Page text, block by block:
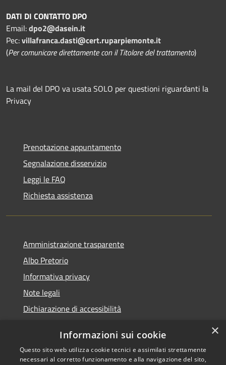
DATI DI CONTATTO DPO
Email:dpo2@dasein.it
Pec:villafranca.dasti@cert.ruparpiemonte.it
(Per comunicare direttamente con il Titolare del trattamento)
La mail del DPO va usata SOLO per questioni riguardanti la
Privacy
Prenotazione appuntamento
Segnalazione disservizio
Leggi le FAQ
Richiesta assistenza
Amministrazione trasparente
Albo Pretorio
Informativa privacy
Note legali
Dichiarazione di accessibilità
RSS Comune convenzionato
×
Informazioni sui cookie
Questo sito web utilizza cookie tecnici e assimilati strettamente
necessari al corretto funzionamento e alla navigazione del sito,